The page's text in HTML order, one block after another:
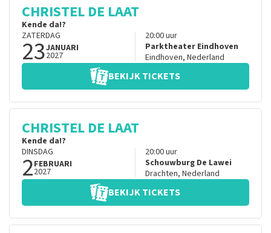
CHRISTEL DE LAAT
Kende da!?
ZATERDAG
23JANUARI
2027
20:00uur
Parktheater Eindhoven
Eindhoven, Nederland
BEKIJK TICKETS
CHRISTEL DE LAAT
Kende da!?
DINSDAG
2FEBRUARI
2027
20:00uur
Schouwburg De Lawei
Drachten, Nederland
BEKIJK TICKETS